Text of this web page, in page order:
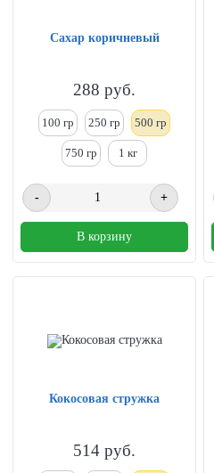
Сахар коричневый
288 руб.
100 гр 250 гр 500 гр
750 гр 1 кг
- +
В корзину
Кокосовая стружка
514 руб.